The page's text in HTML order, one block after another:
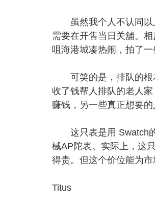
虽然我个人不认同以上
需要在开售当日关舖。
咀海港城凑热闹，拍了
可笑的是，排队的根
收了钱帮人排队的老人
赚钱，另一些真正想要
这只表是用 Swatch的
械AP陀表。实际上，这
得贵。但这个价位能为
Titus